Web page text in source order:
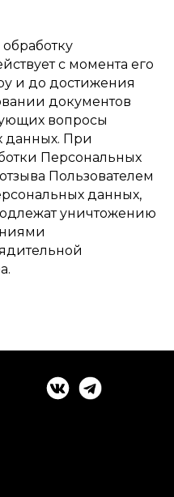
с момента его
и до достижения
документов
вопросы
данных. При
Персональных
Пользователем
данных,
уничтожению